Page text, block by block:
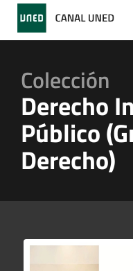
Colección
Derecho
Público
Derecho)